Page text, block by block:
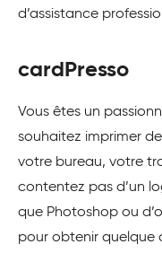
d’assistance
cardPresso
Vous êtes un
souhaitez imprimer
votre bureau, votre
contentez pas d’un
que Photoshop ou
pour obtenir quelque